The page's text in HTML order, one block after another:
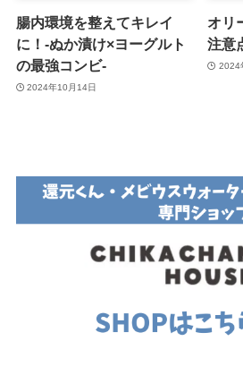
腸内環境を整えてキレイ
に！-ぬか漬け×ヨーグルト
の最強コンビ-
2024年10月14日
オリ
注意
2024